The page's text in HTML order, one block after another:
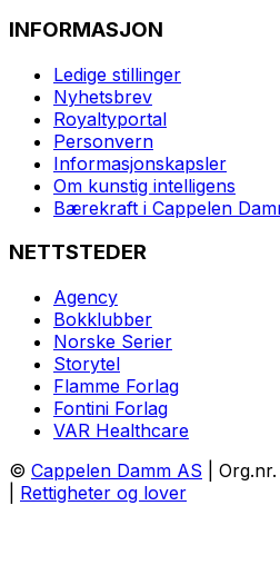
INFORMASJON
Ledige stillinger
Nyhetsbrev
Royaltyportal
Personvern
Informasjonskapsler
Om kunstig intelligens
Bærekraft i Cappelen
NETTSTEDER
Agency
Bokklubber
Norske Serier
Storytel
Flamme Forlag
Fontini Forlag
VAR Healthcare
© Cappelen Damm AS |
Rettigheter og lover